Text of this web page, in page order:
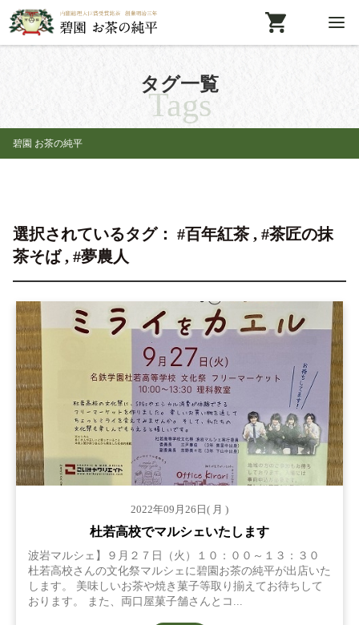
タグ一覧
Tags
碧園 お茶の純平
選択されているタグ： #百年紅茶 , #茶匠の抹
茶そば , #夢農人
2022年09月26日( 月 )
杜若高校でマルシェいたします
波岩マルシェ】９月２７日（火）１０：００～１３：３０
杜若高校さんの文化祭マルシェに碧園お茶の純平が出店いた
します。 美味しいお茶や焼き菓子等取り揃えてお待ちして
おります。 また、両口屋菓子舗さんとコ...